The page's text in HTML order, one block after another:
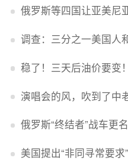
俄罗斯等四国让亚美尼亚二
调查：三分之一美国人和超三分之
稳了！三天后油价要变！
演唱会的风，吹到了中
俄罗斯“终结者”战车更名“斯皮里顿”：寓
美国提出“非同寻常要求”，双方多个领域分歧依旧